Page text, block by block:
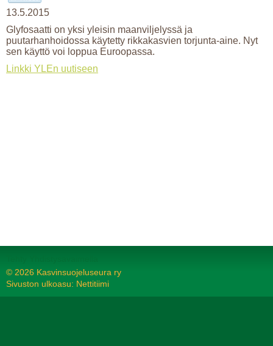
13.5.2015
Glyfosaatti on yksi yleisin maanviljelyssä ja
puutarhanhoidossa käytetty rikkakasvien torjunta-aine. Nyt
sen käyttö voi loppua Euroopassa.
Linkki YLEn uutiseen
© 2026 Kasvinsuojeluseura ry
Sivuston ulkoasu: Nettitiimi